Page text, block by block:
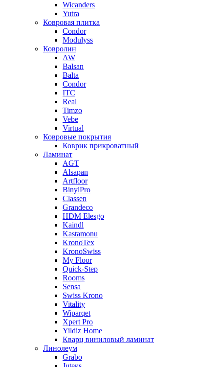
Wicanders
Yutra
Ковровая плитка
Condor
Modulyss
Ковролин
AW
Balsan
Balta
Condor
ITC
Real
Timzo
Vebe
Virtual
Ковровые покрытия
Коврик прикроватный
Ламинат
AGT
Alsapan
Artfloor
BinylPro
Classen
Grandeco
HDM Elesgo
Kaindl
Kastamonu
KronoTex
KronoSwiss
My Floor
Quick-Step
Rooms
Sensa
Swiss Krono
Vitality
Wiparqet
Xpert Pro
Yildiz Home
Кварц виниловый ламинат
Линолеум
Grabo